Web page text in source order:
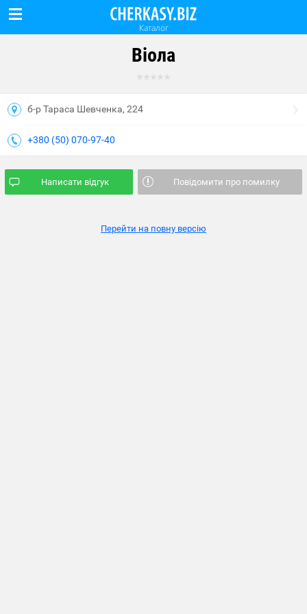
Каталог
Віола
б-р Тараса Шевченка, 224
+380 (50) 070-97-40
Написати відгук Повідомити про помилку
Перейти на повну версію